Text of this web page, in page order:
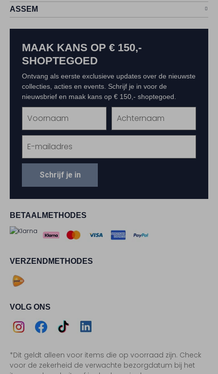
ASSEM
BETAALMETHODES
VERZENDMETHODES
VOLG ONS
Instagram
Facebook
TikTokLinkedIn
*Dit geldt alleen voor items die op voorraad zijn. Check
voor de zekerheid de verwachte bezorgdatum bij het
MAAK KANS OP € 150,-
SHOPTEGOED
Ontvang als eerste exclusieve updates over de nieuwste
collecties, acties en events. Schrijf je in voor de
nieuwsbrief en maak kans op € 150,- shoptegoed.
Schrijf je in